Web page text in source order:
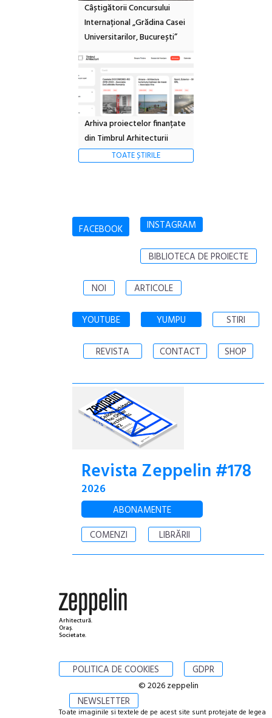
Câștigătorii Concursului
Internațional „Grădina Casei
Universitarilor, București”
Arhiva proiectelor finanțate
din Timbrul Arhitecturii
TOATE ȘTIRILE
FACEBOOK INSTAGRAM
BIBLIOTECA DE PROIECTE
NOI ARTICOLE
YOUTUBE YUMPU STIRI
REVISTA CONTACT SHOP
Revista Zeppelin #178
2026
ABONAMENTE
COMENZI
LIBRĂRII
Arhitectură.
Oraș.
Societate.
POLITICA DE COOKIES GDPR
NEWSLETTER
© 2026 zeppelin
Toate imaginile si textele de pe acest site sunt protejate de legea